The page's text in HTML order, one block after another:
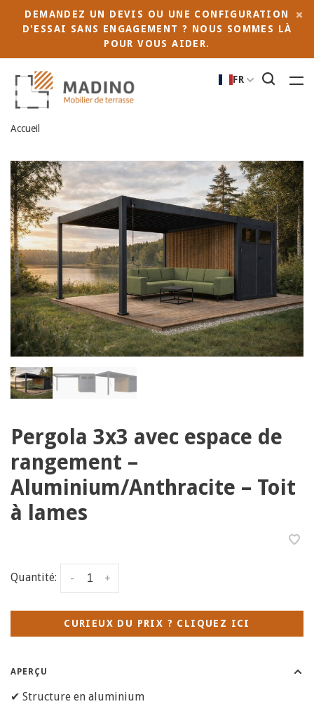
DEMANDEZ UN DEVIS OU UNE CONFIGURATION
D'ESSAI SANS ENGAGEMENT ? NOUS SOMMES LÀ
POUR VOUS AIDER.
FR
Accueil
Pergola 3x3 avec espace de
rangement –
Aluminium/Anthracite – Toit
à lames
Quantité: +
-
CURIEUX DU PRIX ? CLIQUEZ ICI
APERÇU
✔ Structure en aluminium